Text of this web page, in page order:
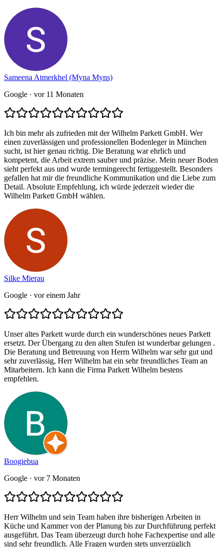
Sameena Atmerkhel (Myna Myns)
Google · vor 11 Monaten
Ich bin mehr als zufrieden mit der Wilhelm Parkett GmbH. Wer
einen zuverlässigen und professionellen Bodenleger in München
sucht, ist hier genau richtig. Die Beratung war ehrlich und
kompetent, die Arbeit extrem sauber und präzise. Mein neuer Boden
sieht perfekt aus und wurde termingerecht fertiggestellt. Besonders
gefallen hat mir die freundliche Kommunikation und die Liebe zum
Detail. Absolute Empfehlung, ich würde jederzeit wieder die
Wilhelm Parkett GmbH wählen.
Silke Mierau
Google · vor einem Jahr
Unser altes Parkett wurde durch ein wunderschönes neues Parkett
ersetzt. Der Übergang zu den alten Stufen ist wunderbar gelungen .
Die Beratung und Betreuung von Herrn Wilhelm war sehr gut und
sehr zuverlässig, Herr Wilhelm hat ein sehr freundliches Team an
Mitarbeitern. Ich kann die Firma Parkett Wilhelm bestens
empfehlen.
Boogiebua
Google · vor 7 Monaten
Herr Wilhelm und sein Team haben ihre bisherigen Arbeiten in
Küche und Kammer von der Planung bis zur Durchführung perfekt
ausgeführt. Das Team überzeugt durch hohe Fachexpertise und alle
sind sehr freundlich. Alle Fragen wurden stets unverzüglich